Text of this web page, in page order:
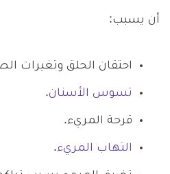
أن يسبب:
احتقان الحلق وتغيرات
تسوس الأسنان.
قرحة المريء.
التهاب المريء.